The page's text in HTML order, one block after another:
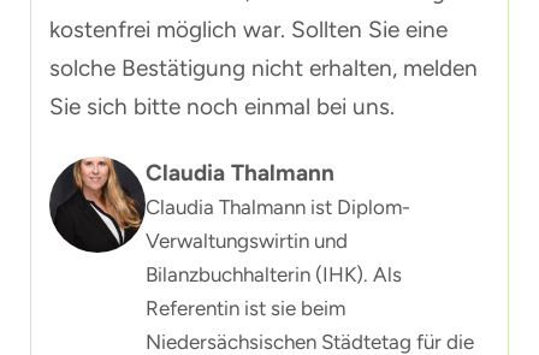
kostenfrei möglich war. Sollten Sie eine
solche Bestätigung nicht erhalten, melden
Sie sich bitte noch einmal bei uns.
Claudia Thalmann
Claudia Thalmann ist Diplom-
Verwaltungswirtin und
Bilanzbuchhalterin (IHK). Als
Referentin ist sie beim
Niedersächsischen Städtetag für die